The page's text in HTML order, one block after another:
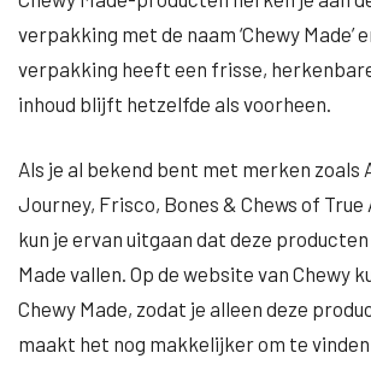
verpakking met de naam ‘Chewy Made’
verpakking heeft een frisse,
inhoud blijft hetzelfde als voorheen.
Als je al bekend bent met merken zoals
Journey, Frisco, Bones & Chews of True
kun je ervan uitgaan dat deze producten
Made vallen. Op de website van Chewy
Chewy Made, zodat je alleen deze
maakt het nog makkelijker om te